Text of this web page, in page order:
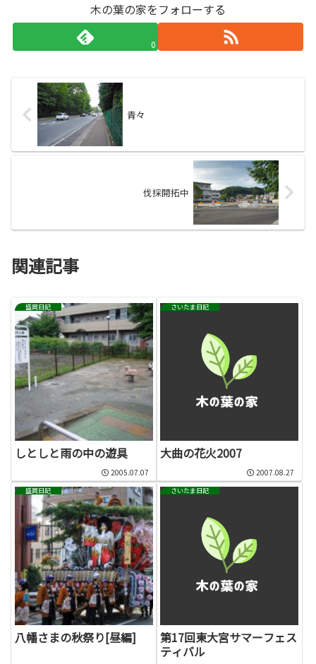
木の葉の家をフォローする
0
青々
伐採開拓中
関連記事
盛岡日記
しとしと雨の中の遊具
2005.07.07
さいたま日記
大曲の花火2007
2007.08.27
盛岡日記
八幡さまの秋祭り[昼編]
さいたま日記
第17回東大宮サマーフェス
ティバル